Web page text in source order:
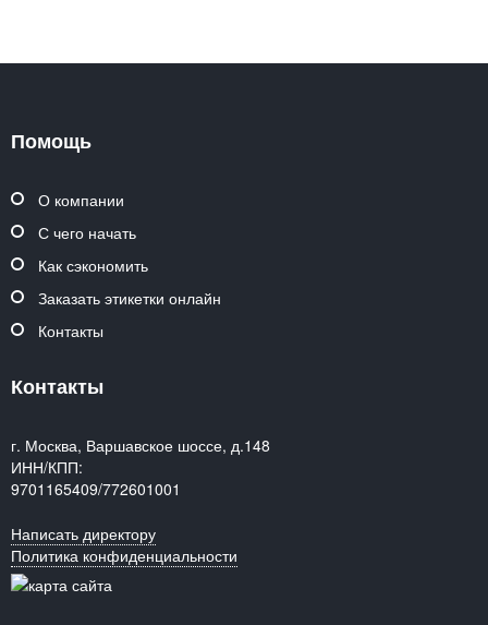
Помощь
О компании
С чего начать
Как сэкономить
Заказать этикетки онлайн
Контакты
Контакты
г. Москва, Варшавское шоссе, д.148
ИНН/КПП:
9701165409/772601001
Написать директору
Политика конфиденциальности